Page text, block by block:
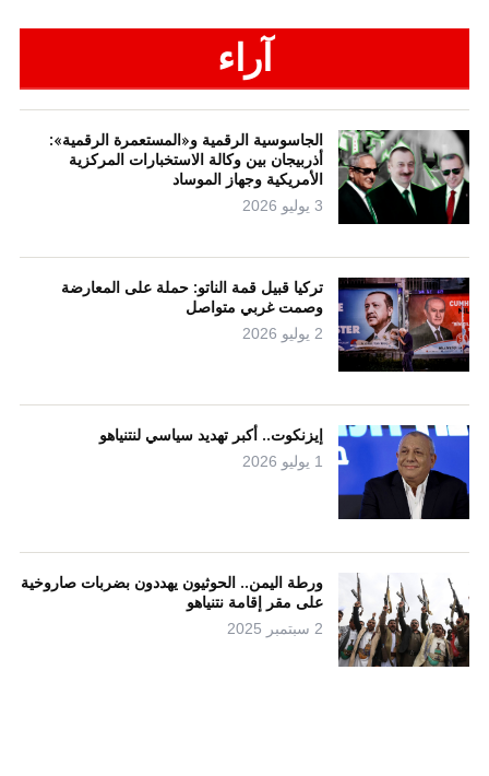
آراء
الجاسوسية الرقمية و«المستعمرة الرقمية»:
أذربيجان بين وكالة الاستخبارات المركزية
الأمريكية وجهاز الموساد
3 يوليو 2026
تركيا قبيل قمة الناتو: حملة على المعارضة
وصمت غربي متواصل
2 يوليو 2026
إيزنكوت.. أكبر تهديد سياسي لنتنياهو
1 يوليو 2026
ورطة اليمن.. الحوثيون يهددون بضربات صاروخية
على مقر إقامة نتنياهو
2 سبتمبر 2025